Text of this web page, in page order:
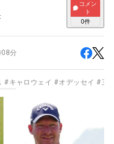
コメン
ト
0件
分
#キャロウェイ #オデッセイ #三